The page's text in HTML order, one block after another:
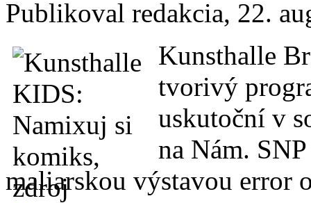
Publikoval redakcia, 22.
Kunsthalle
tvorivý
uskutoční v
na Nám.
maliarskou výstavou error